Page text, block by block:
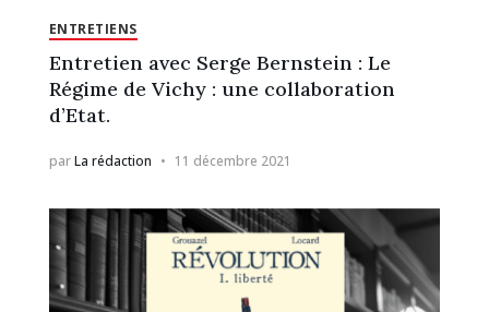
ENTRETIENS
Entretien avec Serge Bernstein : Le
Régime de Vichy : une collaboration
d’Etat.
parLa rédaction 11 décembre 2021